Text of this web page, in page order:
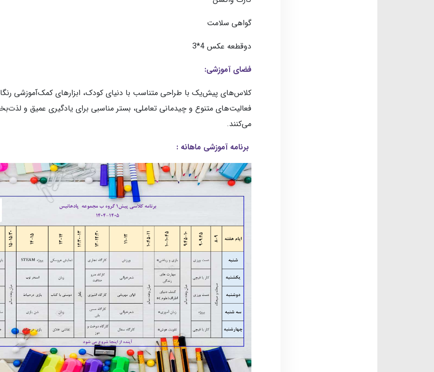
گواهی سلامت
دوقطعه عکس 4*3
فضای آموزشی:
کلاس‌های پیش‌یک با طراحی متناسب با دنیای کودک، ابزارهای کمک‌آموزشی
فعالیت‌های متنوع و چیدمانی تعاملی، بستر مناسبی برای یادگیری عمیق و
می‌کنند.
برنامه آموزشی ماهانه :